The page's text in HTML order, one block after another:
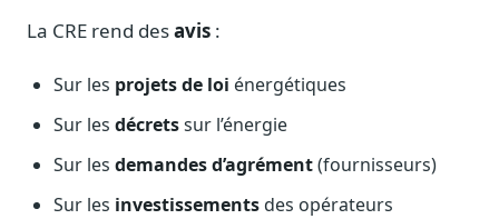
La CRE rend desavis :
Sur les projets de loi énergétiques
Sur les décretssur l’énergie
Sur les demandes d’agrément(fournisseurs)
Sur les investissementsdes opérateurs